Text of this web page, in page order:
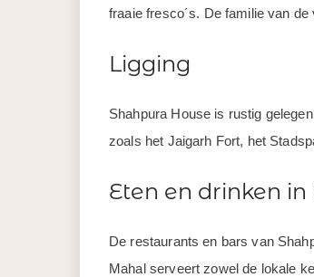
fraaie fresco´s. De familie van
Ligging
Shahpura House is rustig
zoals het Jaigarh Fort, het
Eten en drinken
De restaurants en bars van
Mahal serveert zowel de lokale